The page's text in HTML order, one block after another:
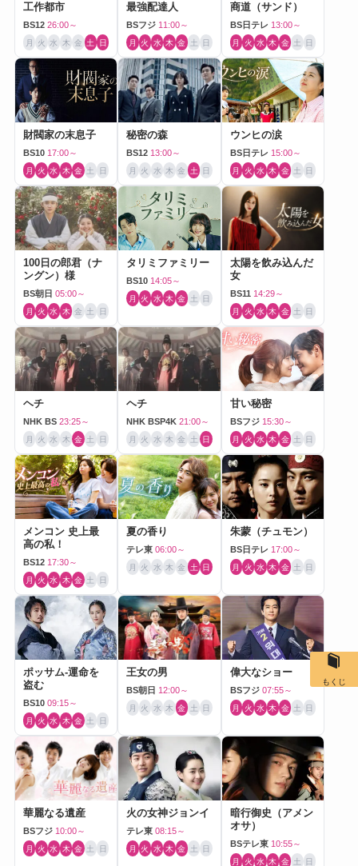
工作都市
BS12 26:00～
月 火 水 木 金 土 日
最強配達人
BSフジ 11:00～
月 火 水 木 金 土 日
商道（サンド）
BS日テレ 13:00～
月 火 水 木 金 土 日
財閥家の末息子
BS10 17:00～
月 火 水 木 金 土 日
秘密の森
BS12 13:00～
月 火 水 木 金 土 日
ウンヒの涙
BS日テレ 15:00～
月 火 水 木 金 土 日
100日の郎君（ナ
ングン）様
BS朝日 05:00～
月 火 水 木 金 土 日
タリミファミリー
BS10 14:05～
月 火 水 木 金 土 日
太陽を飲み込んだ
女
BS11 14:29～
月 火 水 木 金 土 日
ヘチ
NHK BS 23:25～
月 火 水 木 金 土 日
ヘチ
NHK BSP4K 21:00～
月 火 水 木 金 土 日
甘い秘密
BSフジ 15:30～
月 火 水 木 金 土 日
メンコン 史上最
高の私！
BS12 17:30～
月 火 水 木 金 土 日
夏の香り
テレ東 06:00～
月 火 水 木 金 土 日
朱蒙（チュモン）
BS日テレ 17:00～
月 火 水 木 金 土 日
ポッサム-運命を
盗む
BS10 09:15～
月 火 水 木 金 土 日
王女の男
BS朝日 12:00～
月 火 水 木 金 土 日
偉大なショー
BSフジ 07:55～
月 火 水 木 金 土 日
華麗なる遺産
BSフジ 10:00～
月 火 水 木 金 土 日
火の女神ジョンイ
テレ東 08:15～
月 火 水 木 金 土 日
暗行御史（アメン
オサ）
BSテレ東 10:55～
月 火 水 木 金 土 日
もくじ